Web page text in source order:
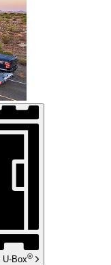
U-Box®